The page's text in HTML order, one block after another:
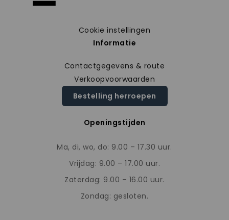
Cookie instellingen
Informatie
Contactgegevens & route
Verkoopvoorwaarden
Bestelling herroepen
Openingstijden
Ma, di, wo, do: 9.00 – 17.30 uur.
Vrijdag: 9.00 – 17.00 uur.
Zaterdag: 9.00 – 16.00 uur.
Zondag: gesloten.